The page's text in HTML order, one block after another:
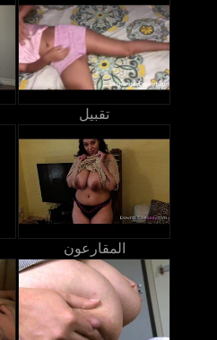
تقبيل
المقارعون